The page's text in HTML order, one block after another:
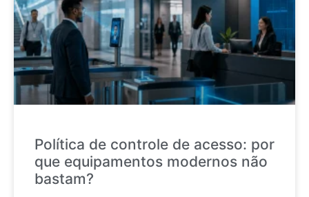
Política de controle de acesso: por
que equipamentos modernos não
bastam?